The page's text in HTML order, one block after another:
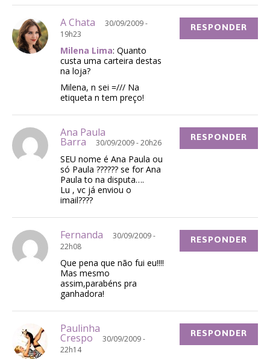
A Chata
30/09/2009 -
19h23
Milena Lima: Quanto
custa uma carteira destas
na loja?
Milena, n sei =/// Na
etiqueta n tem preço!
RESPONDER
Ana Paula
Barra 30/09/2009 - 20h26
SEU nome é Ana Paula ou
só Paula ?????? se for Ana
Paula to na disputa….
Lu , vc já enviou o
imail????
RESPONDER
Fernanda
30/09/2009 -
22h08
Que pena que não fui eu!!!!
Mas mesmo
assim,parabéns pra
ganhadora!
RESPONDER
Paulinha
Crespo
30/09/2009 -
22h14
RESPONDER